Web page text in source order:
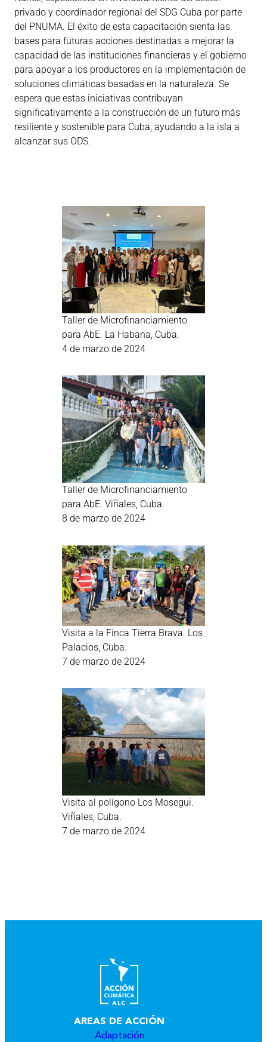
privado y coordinador regional del SDG Cuba por parte
del PNUMA. El éxito de esta capacitación sienta las
bases para futuras acciones destinadas a mejorar la
capacidad de las instituciones financieras y el gobierno
para apoyar a los productores en la implementación de
soluciones climáticas basadas en la naturaleza. Se
espera que estas iniciativas contribuyan
significativamente a la construcción de un futuro más
resiliente y sostenible para Cuba, ayudando a la isla a
alcanzar sus ODS.
Taller de Microfinanciamiento
para AbE. La Habana, Cuba.
4 de marzo de 2024
Taller de Microfinanciamiento
para AbE. Viñales, Cuba.
8 de marzo de 2024
Visita a la Finca Tierra Brava. Los
Palacios, Cuba.
7 de marzo de 2024
Visita al polígono Los Mosegui.
Viñales, Cuba.
7 de marzo de 2024
AREAS DE ACCIÓN
Adaptación